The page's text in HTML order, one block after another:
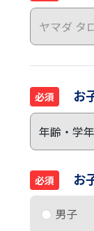
必須 お
必須 お
男子